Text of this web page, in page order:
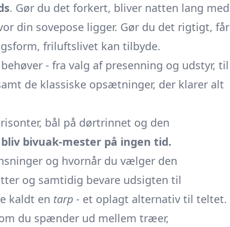
. Gør du det forkert, bliver natten lang med
din sovepose ligger. Gør du det rigtigt, får
friluftslivet kan tilbyde.
- fra valg af presenning og udstyr, til
de klassiske opsætninger, der klarer alt
bål på dørtrinnet og den
bivuak-mester på ingen tid.
og hvornår du vælger den
og samtidig bevare udsigten til
kaldt en tarp - et oplagt alternativ til teltet.
du spænder ud mellem træer,